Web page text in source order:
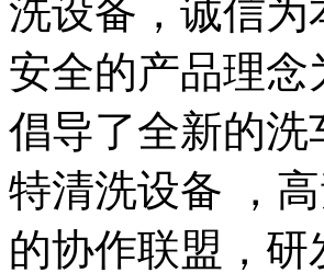
洗设备，诚信
安全的产品理
倡导了全新的
特清洗设备 ，
的协作联盟，